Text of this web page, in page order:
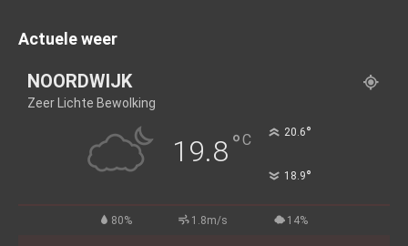
Actuele weer
NOORDWIJK
Zeer Lichte Bewolking
19.8°C 20.6°
18.9°
80% 1.8m/s 14%